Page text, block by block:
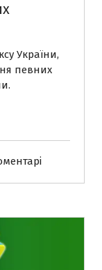
України,
певних